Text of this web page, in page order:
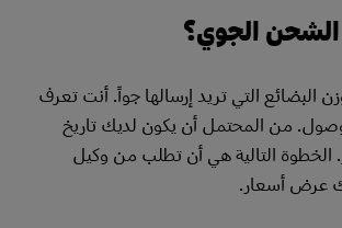
الجوي؟
التي تريد إرسالها جواً. أنت تعرف
من المحتمل أن يكون لديك تاريخ
الخطوة التالية هي أن تطلب من وكيل
عرض أسعار.